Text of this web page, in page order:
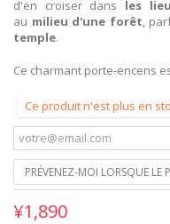
d'en croiser dans les
au milieu d'une forêt,
temple.
Ce charmant porte-encens
Ce produit n'est plus en
PRÉVENEZ-MOI LORSQUE LE
¥1,890